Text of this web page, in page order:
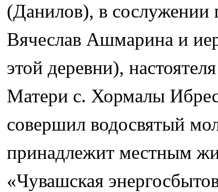
(Данилов), в сослужении
Вячеслав Ашмарина и
этой деревни),
Матери с. Хормалы
совершил водосвятый
принадлежит местным
«Чувашская